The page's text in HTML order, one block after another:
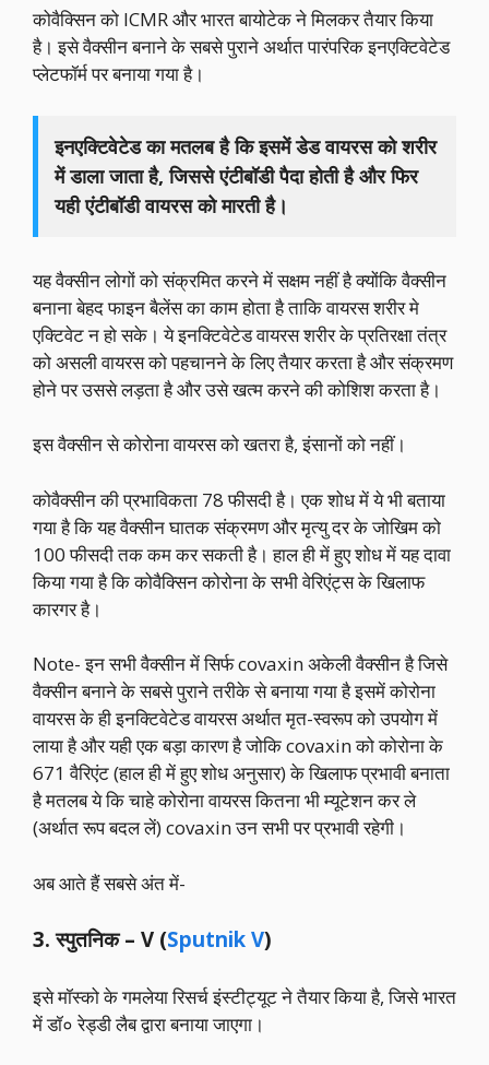
कोवैक्सिन को ICMR और भारत बायोटेक ने मिलकर तैयार किया
है। इसे वैक्सीन बनाने के सबसे पुराने अर्थात पारंपरिक इनएक्टिवेटेड
प्लेटफॉर्म पर बनाया गया है।
इनएक्टिवेटेड का मतलब है कि इसमें डेड वायरस को शरीर
में डाला जाता है, जिससे एंटीबॉडी पैदा होती है और फिर
यही एंटीबॉडी वायरस को मारती है।
यह वैक्सीन लोगों को संक्रमित करने में सक्षम नहीं है क्योंकि वैक्सीन
बनाना बेहद फाइन बैलेंस का काम होता है ताकि वायरस शरीर मे
एक्टिवेट न हो सके। ये इनक्टिवेटेड वायरस शरीर के प्रतिरक्षा तंत्र
को असली वायरस को पहचानने के लिए तैयार करता है और संक्रमण
होने पर उससे लड़ता है और उसे खत्म करने की कोशिश करता है।
इस वैक्सीन से कोरोना वायरस को खतरा है, इंसानों को नहीं।
कोवैक्सीन की प्रभाविकता 78 फीसदी है। एक शोध में ये भी बताया
गया है कि यह वैक्सीन घातक संक्रमण और मृत्यु दर के जोखिम को
100 फीसदी तक कम कर सकती है। हाल ही में हुए शोध में यह दावा
किया गया है कि कोवैक्सिन कोरोना के सभी वेरिएंट्स के खिलाफ
कारगर है।
Note- इन सभी वैक्सीन में सिर्फ covaxin अकेली वैक्सीन है जिसे
वैक्सीन बनाने के सबसे पुराने तरीके से बनाया गया है इसमें कोरोना
वायरस के ही इनक्टिवेटेड वायरस अर्थात मृत-स्वरूप को उपयोग में
लाया है और यही एक बड़ा कारण है जोकि covaxin को कोरोना के
671 वैरिएंट (हाल ही में हुए शोध अनुसार) के खिलाफ प्रभावी बनाता
है मतलब ये कि चाहे कोरोना वायरस कितना भी म्यूटेशन कर ले
(अर्थात रूप बदल लें) covaxin उन सभी पर प्रभावी रहेगी।
अब आते हैं सबसे अंत में-
3. स्पुतनिक – V (Sputnik V)
इसे मॉस्को के गमलेया रिसर्च इंस्टीट्यूट ने तैयार किया है, जिसे भारत
में डॉ० रेड्डी लैब द्वारा बनाया जाएगा।